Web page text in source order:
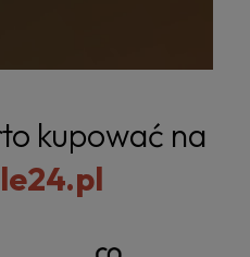
kupować na